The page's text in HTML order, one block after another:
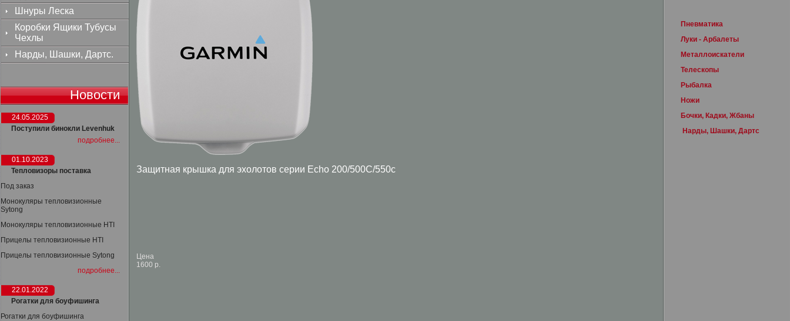
Шнуры Леска
Коробки Ящики Тубусы
Чехлы
Нарды, Шашки, Дартс.
Новости
24.05.2025
Поступили бинокли Levenhuk
подробнее...
01.10.2023
Тепловизоры поставка
Под заказ
Монокуляры тепловизионные
Sytong
Монокуляры тепловизионные HTI
Прицелы тепловизионные HTI
Прицелы тепловизионные Sytong
подробнее...
22.01.2022
Рогатки для боуфишинга
Рогатки для боуфишинга
Защитная крышка для эхолотов серии Echo 200/500C/550c
Цена
1600 р.
Пневматика
Луки - Арбалеты
Металлоискатели
Телескопы
Рыбалка
Ножи
Бочки, Кадки, Жбаны
Нарды, Шашки, Дартс